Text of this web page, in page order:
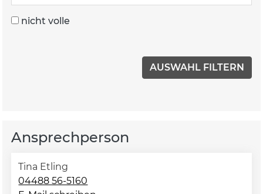
nicht volle
Ansprechperson
Tina Etling
04488 56-5160